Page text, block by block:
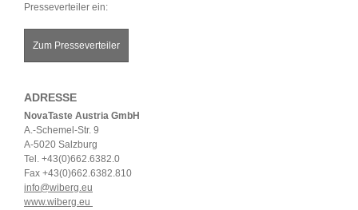
Presseverteiler ein:
Zum Presseverteiler
ADRESSE
NovaTaste Austria GmbH
A.-Schemel-Str. 9
A-5020 Salzburg
Tel. +43(0)662.6382.0
Fax +43(0)662.6382.810
info@wiberg.eu
www.wiberg.eu